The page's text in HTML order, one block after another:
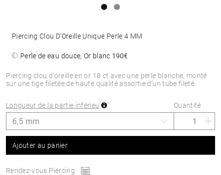
Piercing clou d'oreille en or 18 ct avec une perle blanche, monté
sur une tige filetée de haute qualité assortie d’un tube fileté.
Piercing Clou D'Oreille Unique Perle 4 MM
Perle de eau douce, Or blanc 190€
Longueur de la partie inférieu Quantité
Ajouter au panier
Rendez-vous Piercing